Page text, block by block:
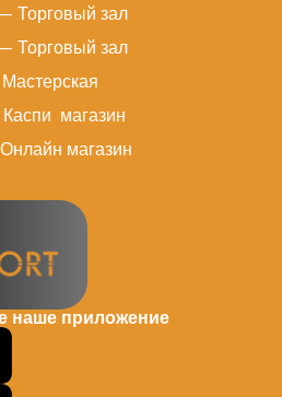
— Торговый зал
— Торговый зал
магазин
магазин
наше приложение